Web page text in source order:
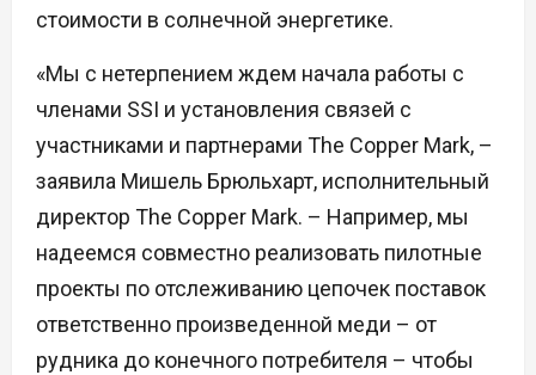
стоимости в солнечной энергетике.
«Мы с нетерпением ждем начала работы с
членами SSI и установления связей с
участниками и партнерами The Copper Mark, –
заявила Мишель Брюльхарт, исполнительный
директор The Copper Mark. – Например, мы
надеемся совместно реализовать пилотные
проекты по отслеживанию цепочек поставок
ответственно произведенной меди – от
рудника до конечного потребителя – чтобы